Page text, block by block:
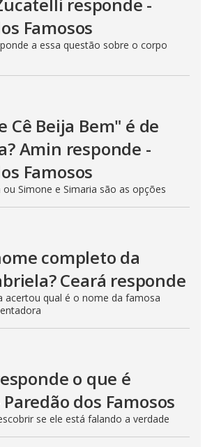
Famosos
a essa questão sobre o corpo
Cê Beija Bem" é de
Amin responde -
Famosos
Simone e Simaria são as opções
completo da
Ceará responde
acertou qual é o nome da famosa
o que é
dos Famosos
se ele está falando a verdade